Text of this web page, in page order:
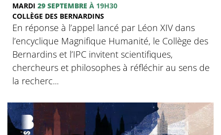
MARDI 29 SEPTEMBRE À 19H30
COLLÈGE DES BERNARDINS
En réponse à l’appel lancé par Léon XIV dans
l’encyclique Magnifique Humanité, le Collège des
Bernardins et l’IPC invitent scientifiques,
chercheurs et philosophes à réfléchir au sens de
la recherc...